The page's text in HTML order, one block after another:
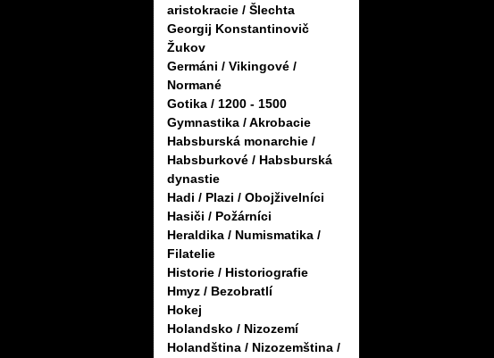
aristokracie / Šlechta
Georgij Konstantinovič
Žukov
Germáni / Vikingové /
Normané
Gotika / 1200 - 1500
Gymnastika / Akrobacie
Habsburská monarchie /
Habsburkové / Habsburská
dynastie
Hadi / Plazi / Obojživelníci
Hasiči / Požárníci
Heraldika / Numismatika /
Filatelie
Historie / Historiografie
Hmyz / Bezobratlí
Hokej
Holandsko / Nizozemí
Holandština / Nizozemština /